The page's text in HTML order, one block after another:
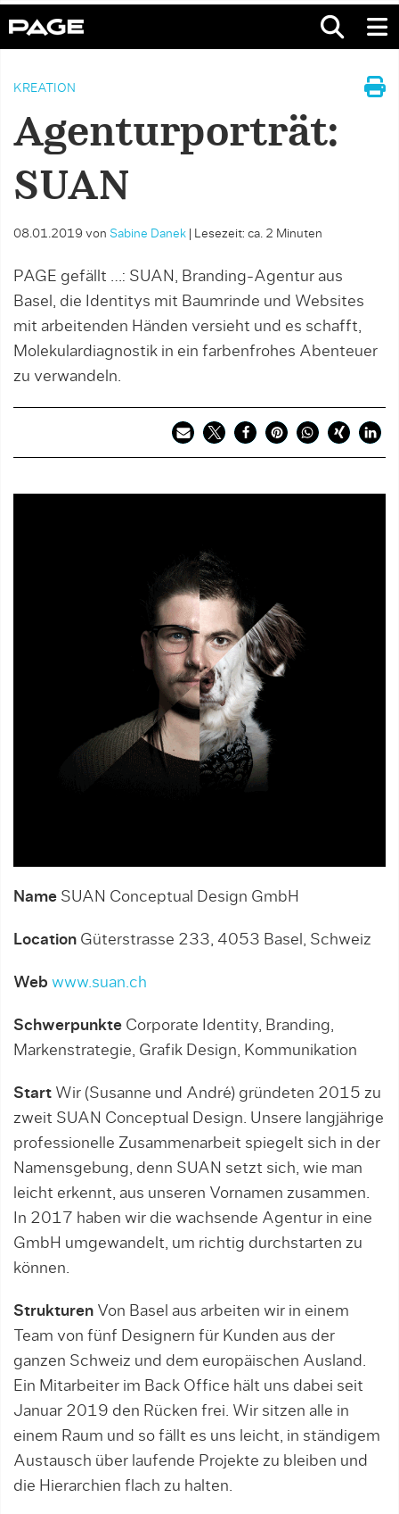
KREATION
Agenturporträt:
SUAN
08.01.2019 von Sabine Danek Lesezeit: ca. 2 Minuten
PAGE gefällt …: SUAN, Branding-Agentur aus
Basel, die Identitys mit Baumrinde und Websites
mit arbeitenden Händen versieht und es schafft,
Molekulardiagnostik in ein farbenfrohes Abenteuer
zu verwandeln.
Name SUAN Conceptual Design GmbH
Location Güterstrasse 233, 4053 Basel, Schweiz
Web www.suan.ch
Schwerpunkte Corporate Identity, Branding,
Markenstrategie, Grafik Design, Kommunikation
Start Wir (Susanne und André) gründeten 2015 zu
zweit SUAN Conceptual Design. Unsere langjährige
professionelle Zusammenarbeit spiegelt sich in der
Namensgebung, denn SUAN setzt sich, wie man
leicht erkennt, aus unseren Vornamen zusammen.
In 2017 haben wir die wachsende Agentur in eine
GmbH umgewandelt, um richtig durchstarten zu
können.
Strukturen Von Basel aus arbeiten wir in einem
Team von fünf Designern für Kunden aus der
ganzen Schweiz und dem europäischen Ausland.
Ein Mitarbeiter im Back Office hält uns dabei seit
Januar 2019 den Rücken frei. Wir sitzen alle in
einem Raum und so fällt es uns leicht, in ständigem
Austausch über laufende Projekte zu bleiben und
die Hierarchien flach zu halten.